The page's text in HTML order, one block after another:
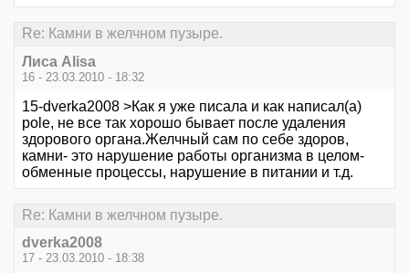
Re: Камни в желчном пузыре.
Лиса Alisa
16 - 23.03.2010 - 18:32
15-dverka2008 >Как я уже писала и как написал(а)
pole, не все так хорошо бывает после удаления
здорового органа.Желчный сам по себе здоров,
камни- это нарушение работы организма в целом-
обменные процессы, нарушение в питании и т.д.
Re: Камни в желчном пузыре.
dverka2008
17 - 23.03.2010 - 18:38